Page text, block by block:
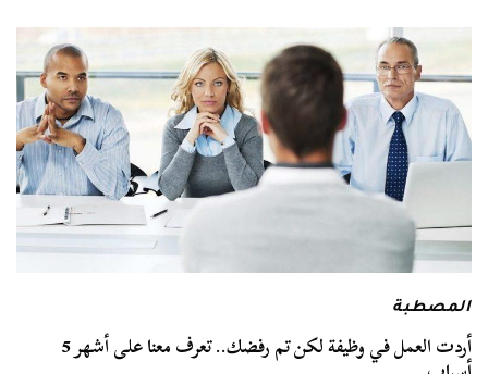
المصطبة
أردت العمل في وظيفة لكن تم رفضك.. تعرف معنا على أشهر 5